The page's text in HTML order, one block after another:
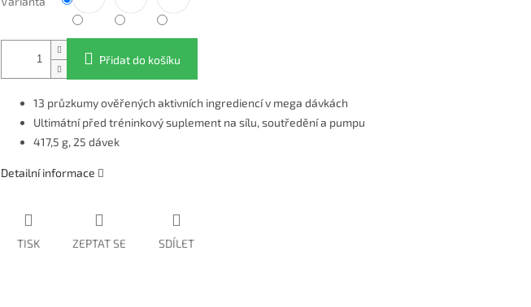
Přidat do košíku
13 průzkumy ověřených aktivních ingrediencí v mega dávkách
Ultimátní před tréninkový suplement na sílu, soutředění a pumpu
417,5 g, 25 dávek
Detailní informace
TISK ZEPTAT SE SDÍLET